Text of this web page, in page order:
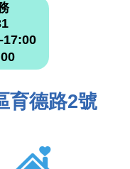
17:00
育德路2號